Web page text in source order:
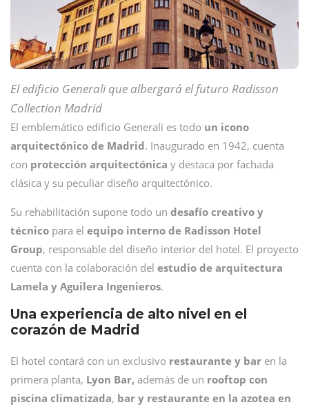
El edificio Generali que albergará el futuro Radisson
Collection Madrid
El emblemático edificio Generali es todo un icono
arquitectónico de Madrid. Inaugurado en 1942, cuenta
con protección arquitectónica y destaca por fachada
clásica y su peculiar diseño arquitectónico.
Su rehabilitación supone todo un desafío creativo y
técnico para el equipo interno de Radisson Hotel
Group, responsable del diseño interior del hotel. El proyecto
cuenta con la colaboración del estudio de arquitectura
Lamela y Aguilera Ingenieros.
Una experiencia de alto nivel en el
corazón de Madrid
El hotel contará con un exclusivo restaurante y bar en la
primera planta, Lyon Bar, además de un rooftop con
piscina climatizada, bar y restaurante en la azotea en